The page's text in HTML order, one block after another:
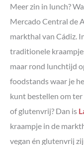
Meer zin in lunch?
Mercado Central de
markthal van Cádiz.
traditionele
maar rond lunchtijd
foodstands waar je
kunt bestellen om ter
of glutenvrij? Dan is
kraampje in de
vegan én glutenvrij